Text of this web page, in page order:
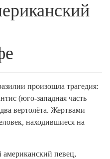
произошла трагедия:
(юго-западная часть
вертолёта. Жертвами
находившиеся на
певец,